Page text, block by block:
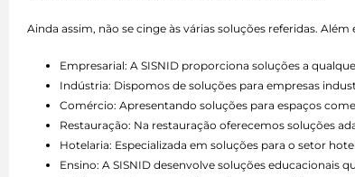
Ainda assim, não se cinge às várias soluções referidas.
Empresarial: A SISNID proporciona soluções a
Indústria: Dispomos de soluções para empresas
Comércio: Apresentando soluções para espaços
Restauração: Na restauração oferecemos soluções
Hotelaria: Especializada em soluções para o setor
Ensino: A SISNID desenvolve soluções